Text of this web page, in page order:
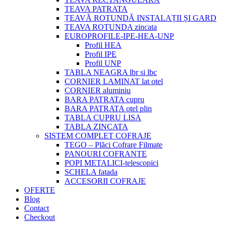
TEAVA PATRATA
ȚEAVĂ ROTUNDĂ INSTALAȚII ȘI GARD
TEAVA ROTUNDA zincata
EUROPROFILE-IPE-HEA-UNP
Profil HEA
Profil IPE
Profil UNP
TABLA NEAGRA lbr si lbc
CORNIER LAMINAT lat otel
CORNIER aluminiu
BARA PATRATA cupru
BARA PATRATA otel plin
TABLA CUPRU LISA
TABLA ZINCATA
SISTEM COMPLET COFRAJE
TEGO – Plăci Cofrare Filmate
PANOURI COFRANTE
POPI METALICI-telescopici
SCHELA fatada
ACCESORII COFRAJE
OFERTE
Blog
Contact
Checkout